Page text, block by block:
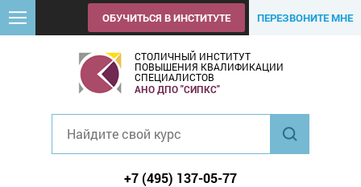
ОБУЧИТЬСЯ В ИНСТИТУТЕ ПЕРЕЗВОНИТЕ МНЕ
СТОЛИЧНЫЙ ИНСТИТУТ
ПОВЫШЕНИЯ КВАЛИФИКАЦИИ
СПЕЦИАЛИСТОВ
АНО ДПО "СИПКС"
+7 (495) 137-05-77